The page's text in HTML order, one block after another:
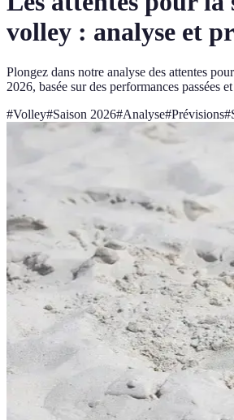
volley : analyse et
Plongez dans notre analyse des attentes
2026, basée sur des performances passées
#Volley#Saison 2026#Analyse#Prévisions#